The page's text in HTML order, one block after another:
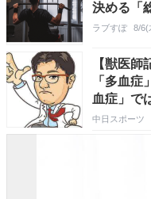
決める「
ラブすぽ 8/6(
【獣医
「多血
血症」で
中日スポーツ